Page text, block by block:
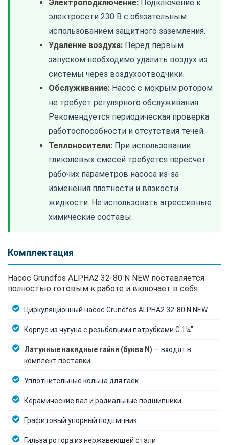
Электроподключение: Подключение к
электросети 230 В с обязательным
использованием защитного заземления.
Удаление воздуха: Перед первым
запуском необходимо удалить воздух из
системы через воздухоотводчики.
Обслуживание: Насос с мокрым ротором
не требует регулярного обслуживания.
Рекомендуется периодическая проверка
работоспособности и отсутствия течей.
Теплоносители: При использовании
гликолевых смесей требуется пересчет
рабочих параметров насоса из-за
изменения плотности и вязкости
жидкости. Не использовать агрессивные
химические составы.
Комплектация
Насос Grundfos ALPHA2 32-80 N NEW поставляется
полностью готовым к работе и включает в себя:
Циркуляционный насос Grundfos ALPHA2 32-80 N NEW
Корпус из чугуна с резьбовыми патрубками G 1¼"
Латунные накидные гайки (буква N) — входят в
комплект поставки
Уплотнительные кольца для гаек
Керамические вал и радиальные подшипники
Графитовый упорный подшипник
Гильза ротора из нержавеющей стали